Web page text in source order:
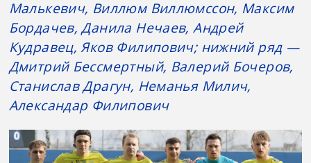
Малькевич, Виллюм Виллюмссон, Максим
Бордачев, Данила Нечаев, Андрей
Кудравец, Яков Филипович; нижний ряд —
Дмитрий Бессмертный, Валерий Бочеров,
Станислав Драгун, Неманья Милич,
Александар Филипович